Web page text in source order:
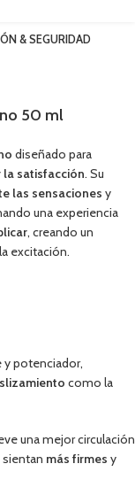
& SEGURIDAD
50 ml
diseñado para
la satisfacción. Su
las sensaciones y
una experiencia
, creando un
excitación.
y potenciador,
como la
una mejor circulación
más firmes y